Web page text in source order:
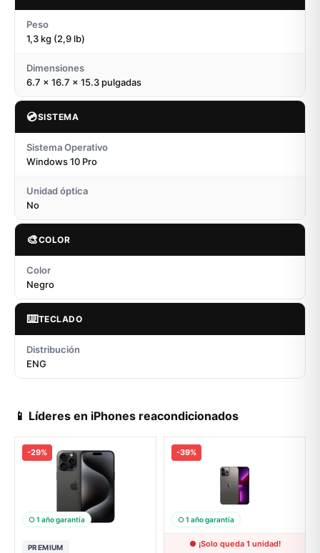
Peso
1,3 kg (2,9 lb)
Dimensiones
6.7 x 16.7 x 15.3 pulgadas
💿SISTEMA
Sistema Operativo
Windows 10 Pro
Unidad óptica
No
🎨COLOR
Color
Negro
⌨️TECLADO
Distribución
ENG
📱 Líderes en iPhones reacondicionados
-29%
○ 1 año garantía
PREMIUM
-39%
○ 1 año garantía
● ¡Solo queda 1 unidad!